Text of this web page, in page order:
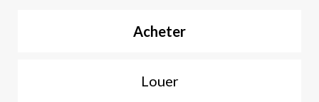
Acheter
Louer